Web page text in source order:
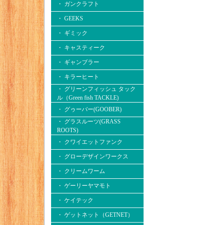
・ ガンクラフト
・ GEEKS
・ ギミック
・ キャスティーク
・ ギャンブラー
・ キラーヒート
・ グリーンフィッシュ タック
ル（Green fish TACKLE)
・ グゥーバー(GOOBER)
・ グラスルーツ(GRASS
ROOTS)
・ クワイエットファンク
・ グローデザインワークス
・ クリームワーム
・ ゲーリーヤマモト
・ ケイテック
・ ゲットネット（GETNET）